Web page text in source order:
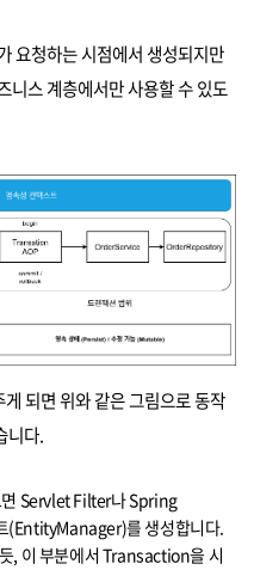
요청하는 시점에서 생성되지만
니스 계층에서만 사용할 수 있도
되면 위와 같은 그림으로 동작
니다.
Servlet Filter나 Spring
를 생성합니다.
, 이 부분에서 Transaction을 시